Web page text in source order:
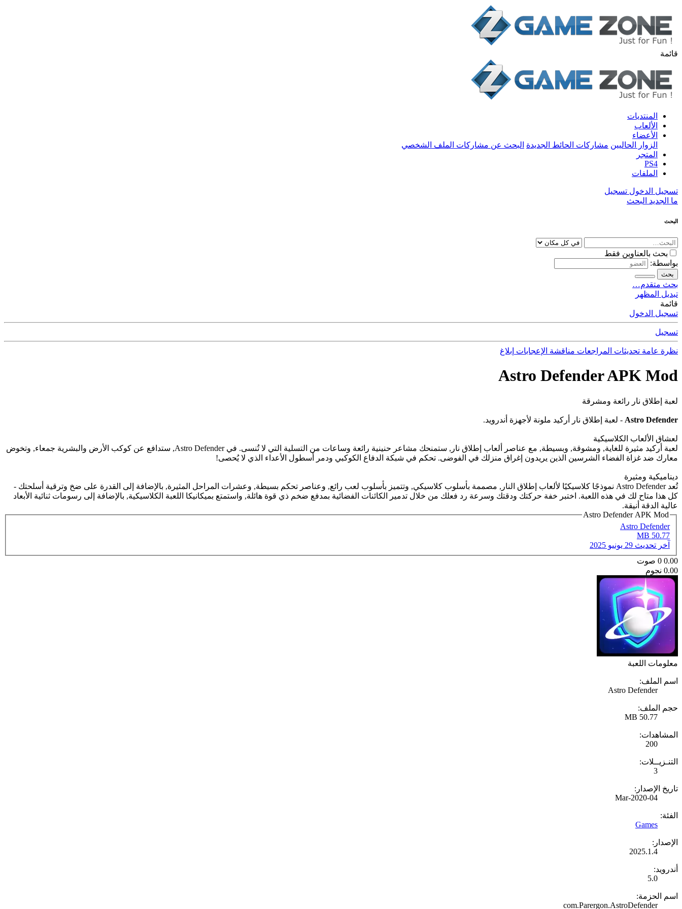
قائمة
المنتديات
الألعاب
الأعضاء
الزوار الحاليين مشاركات الحائط الجديدة البحث عن مشاركات الملف الشخصي
المتجر
PS4
الملفات
تسجيل الدخول تسجيل
ما الجديد البحث
البحث
بحث بالعناوين فقط
بواسطة:
بحث
بحث متقدم…
تبديل المظهر
قائمة
تسجيل الدخول
تسجيل
نظرة عامة تحديثات المراجعات مناقشة الإعجابات إبلاغ
Astro Defender APK Mod
لعبة إطلاق نار رائعة ومشرقة
Astro Defender - لعبة إطلاق نار أركيد ملونة لأجهزة أندرويد.
لعشاق الألعاب الكلاسيكية
لعبة أركيد مثيرة للغاية, ومشوقة, وبسيطة, مع عناصر ألعاب إطلاق نار, ستمنحك مشاعر حنينية رائعة وساعات من التسلية التي لا تُنسى. في Astro Defender, ستدافع عن كوكب الأرض والبشرية جمعاء, وتخوض
معارك ضد غزاة الفضاء الشرسين الذين يريدون إغراق منزلك في الفوضى. تحكم في شبكة الدفاع الكوكبي ودمر أسطول الأعداء الذي لا يُحصى!
ديناميكية ومثيرة
تُعد Astro Defender نموذجًا كلاسيكيًا لألعاب إطلاق النار, مصممة بأسلوب كلاسيكي, وتتميز بأسلوب لعب رائع, وعناصر تحكم بسيطة, وعشرات المراحل المثيرة, بالإضافة إلى القدرة على ضخ وترقية أسلحتك -
كل هذا متاح لك في هذه اللعبة. اختبر خفة حركتك ودقتك وسرعة رد فعلك من خلال تدمير الكائنات الفضائية بمدفع ضخم ذي قوة هائلة, واستمتع بميكانيكا اللعبة الكلاسيكية, بالإضافة إلى رسومات ثنائية الأبعاد
عالية الدقة أنيقة.
Astro Defender APK Mod
Astro Defender
50.77 MB
آخر تحديث 29 يونيو 2025
0.00
0 صوت
0.00 نجوم
معلومات اللعبة
اسم الملف:
Astro Defender
حجم الملف:
50.77 MB
المشاهدات:
200
التنـزيــلات:
3
تاريخ الإصدار:
04-Mar-2020
الفئة:
Games
الإصدار:
2025.1.4
أندرويد:
5.0
اسم الحزمة:
com.Parergon.AstroDefender